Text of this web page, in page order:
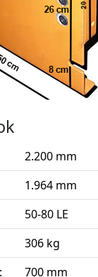
2.200 mm
1.964 mm
50-80 LE
306 kg
700 mm